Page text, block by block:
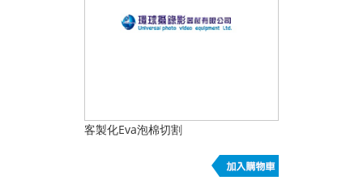
客製化Eva泡棉切割